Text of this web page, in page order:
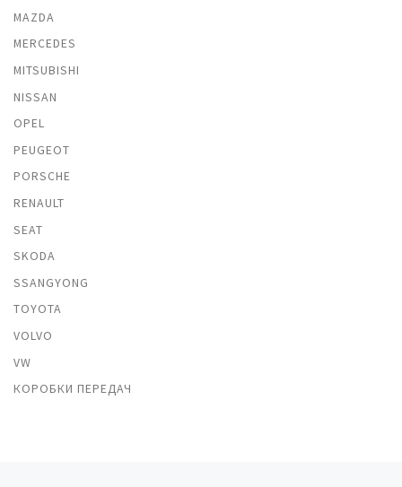
MAZDA
MERCEDES
MITSUBISHI
NISSAN
OPEL
PEUGEOT
PORSCHE
RENAULT
SEAT
SKODA
SSANGYONG
TOYOTA
VOLVO
VW
КОРОБКИ ПЕРЕДАЧ